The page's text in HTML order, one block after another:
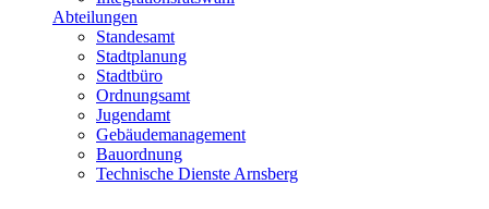
Abteilungen
Standesamt
Stadtplanung
Stadtbüro
Ordnungsamt
Jugendamt
Gebäudemanagement
Bauordnung
Technische Dienste Arnsberg